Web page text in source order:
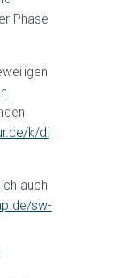
Phase
k/di
auch
sw-